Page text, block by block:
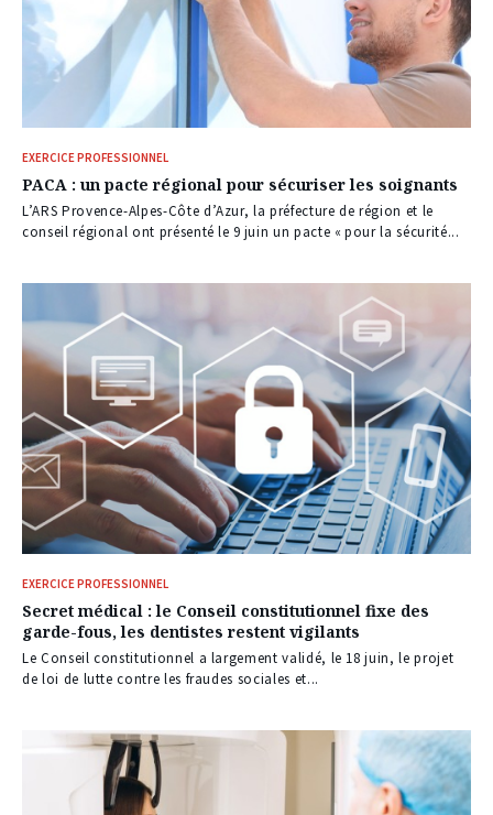
EXERCICE PROFESSIONNEL
PACA : un pacte régional pour sécuriser les soignants
L’ARS Provence-Alpes-Côte d’Azur, la préfecture de région et le
conseil régional ont présenté le 9 juin un pacte « pour la sécurité...
EXERCICE PROFESSIONNEL
Secret médical : le Conseil constitutionnel fixe des
garde-fous, les dentistes restent vigilants
Le Conseil constitutionnel a largement validé, le 18 juin, le projet
de loi de lutte contre les fraudes sociales et...